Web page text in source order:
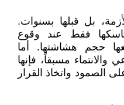
بل قبلها بسنوات.
فقط عند وقوع
حجم هشاشتها. أما
والانتماء مسبقاً، فإنها
الصمود واتخاذ القرار